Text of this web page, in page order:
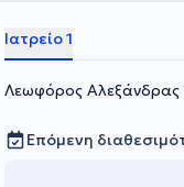
Ιατρείο 1
Λεωφόρος Αλεξάνδρας
Επόμενη